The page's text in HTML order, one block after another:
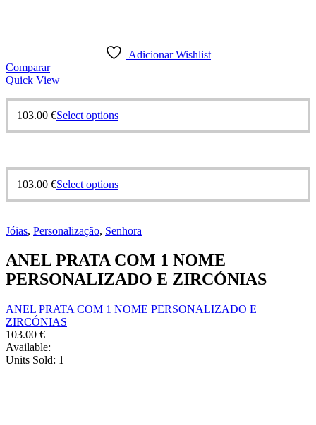
Adicionar Wishlist
Comparar
Quick View
103.00 €Select optionsThis
variants.
options
may
chosen
the
product
page
103.00 €Select optionsThis
variants.
options
may
be
on
Jóias, Personalização, Senhora
ANEL PRATA COM 1 NOME
PERSONALIZADO E ZIRCÓNIAS
ANEL PRATA COM 1 NOME PERSONALIZADO E
ZIRCÓNIAS
103.00 €
Available:
Units Sold: 1